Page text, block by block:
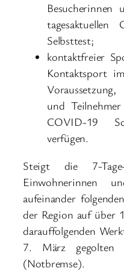
Selbsttest;
kontaktfreier
Kontaktsport
und
COVID-19
verfügen.
Steigt die 7-
Einwohnerinnen
aufeinander
der Region auf über
darauffolgenden
7. März gegolten
(Notbremse).